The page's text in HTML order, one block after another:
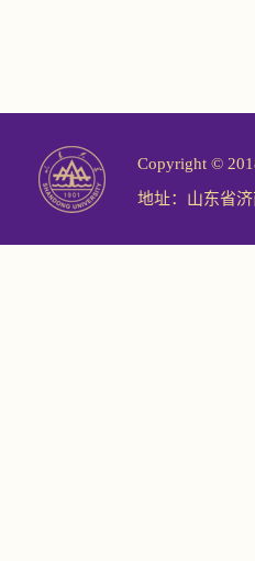
Copyright ©
地址：山东省